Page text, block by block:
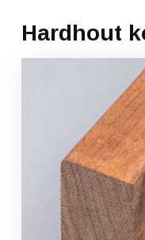
Hardhout